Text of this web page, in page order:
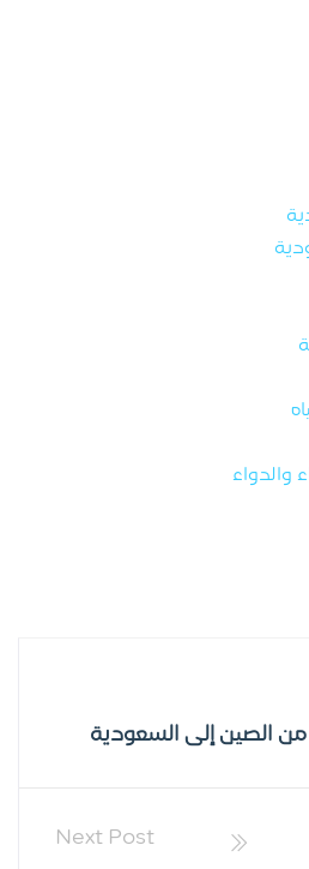
والدواء
الصين إلى السعودية
Next Post